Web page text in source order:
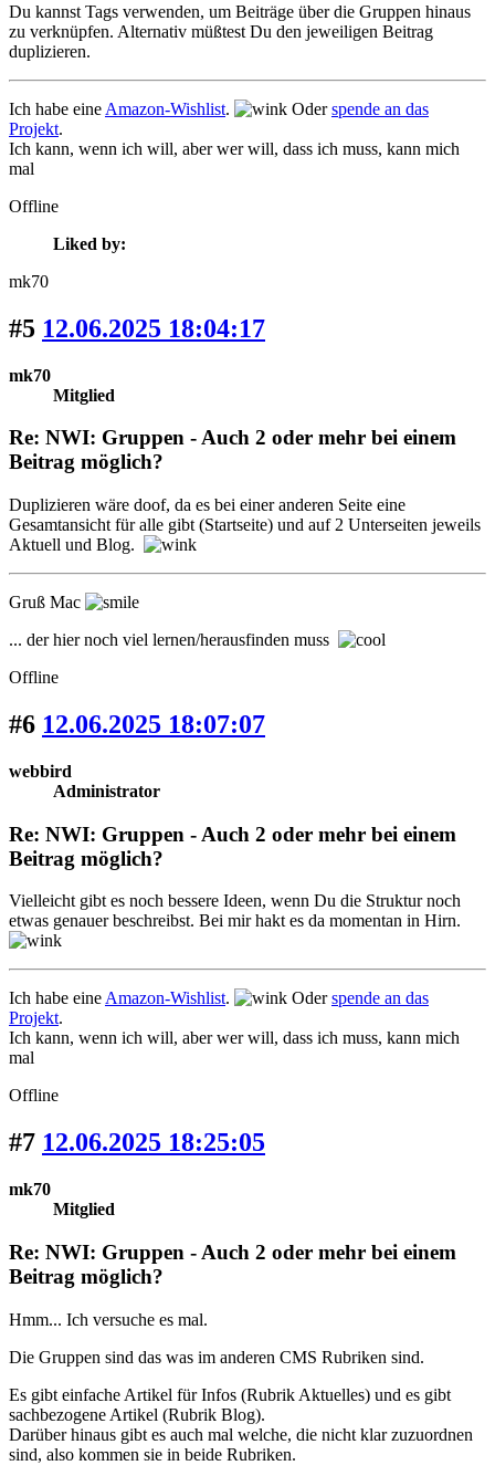
Du kannst Tags verwenden, um Beiträge über die Gruppen hinaus
zu verknüpfen. Alternativ müßtest Du den jeweiligen Beitrag
duplizieren.
Ich habe eine Amazon-Wishlist. Oderspende an das
Projekt.
Ich kann, wenn ich will, aber wer will, dass ich muss, kann mich
mal
Offline
Liked by:
mk70
#5 12.06.2025 18:04:17
mk70
Mitglied
Re: NWI: Gruppen - Auch 2 oder mehr bei einem
Beitrag möglich?
Duplizieren wäre doof, da es bei einer anderen Seite eine
Gesamtansicht für alle gibt (Startseite) und auf 2 Unterseiten jeweils
Aktuell und Blog.
Gruß Mac
... der hier noch viel lernen/herausfinden muss
Offline
#6 12.06.2025 18:07:07
webbird
Administrator
Re: NWI: Gruppen - Auch 2 oder mehr bei einem
Beitrag möglich?
Vielleicht gibt es noch bessere Ideen, wenn Du die Struktur noch
etwas genauer beschreibst. Bei mir hakt es da momentan in Hirn.
Ich habe eine Amazon-Wishlist. Oderspende an das
Projekt.
Ich kann, wenn ich will, aber wer will, dass ich muss, kann mich
mal
Offline
#7 12.06.2025 18:25:05
mk70
Mitglied
Re: NWI: Gruppen - Auch 2 oder mehr bei einem
Beitrag möglich?
Hmm... Ich versuche es mal.
Die Gruppen sind das was im anderen CMS Rubriken sind.
Es gibt einfache Artikel für Infos (Rubrik Aktuelles) und es gibt
sachbezogene Artikel (Rubrik Blog).
Darüber hinaus gibt es auch mal welche, die nicht klar zuzuordnen
sind, also kommen sie in beide Rubriken.